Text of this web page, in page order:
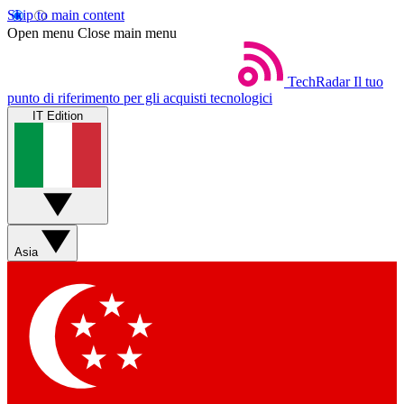
Skip to main content
Open menu Close main menu
TechRadar Il tuo
punto di riferimento per gli acquisti tecnologici
IT Edition
Asia